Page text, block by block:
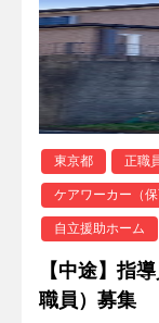
東京都 正職
ケアワーカー（
自立援助ホーム
【中途】指
職員）募集